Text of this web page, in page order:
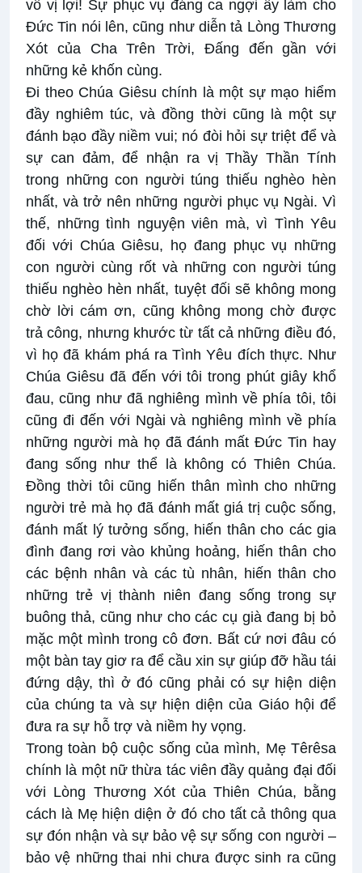
vô vị lợi! Sự phục vụ đáng ca ngợi ấy làm cho
Đức Tin nói lên, cũng như diễn tả Lòng Thương
Xót của Cha Trên Trời, Đấng đến gần với
những kẻ khốn cùng.
Đi theo Chúa Giêsu chính là một sự mạo hiểm
đầy nghiêm túc, và đồng thời cũng là một sự
đánh bạo đầy niềm vui; nó đòi hỏi sự triệt để và
sự can đảm, để nhận ra vị Thầy Thần Tính
trong những con người túng thiếu nghèo hèn
nhất, và trở nên những người phục vụ Ngài. Vì
thế, những tình nguyện viên mà, vì Tình Yêu
đối với Chúa Giêsu, họ đang phục vụ những
con người cùng rốt và những con người túng
thiếu nghèo hèn nhất, tuyệt đối sẽ không mong
chờ lời cám ơn, cũng không mong chờ được
trả công, nhưng khước từ tất cả những điều đó,
vì họ đã khám phá ra Tình Yêu đích thực. Như
Chúa Giêsu đã đến với tôi trong phút giây khổ
đau, cũng như đã nghiêng mình về phía tôi, tôi
cũng đi đến với Ngài và nghiêng mình về phía
những người mà họ đã đánh mất Đức Tin hay
đang sống như thể là không có Thiên Chúa.
Đồng thời tôi cũng hiến thân mình cho những
người trẻ mà họ đã đánh mất giá trị cuộc sống,
đánh mất lý tưởng sống, hiến thân cho các gia
đình đang rơi vào khủng hoảng, hiến thân cho
các bệnh nhân và các tù nhân, hiến thân cho
những trẻ vị thành niên đang sống trong sự
buông thả, cũng như cho các cụ già đang bị bỏ
mặc một mình trong cô đơn. Bất cứ nơi đâu có
một bàn tay giơ ra để cầu xin sự giúp đỡ hầu tái
đứng dậy, thì ở đó cũng phải có sự hiện diện
của chúng ta và sự hiện diện của Giáo hội để
đưa ra sự hỗ trợ và niềm hy vọng.
Trong toàn bộ cuộc sống của mình, Mẹ Têrêsa
chính là một nữ thừa tác viên đầy quảng đại đối
với Lòng Thương Xót của Thiên Chúa, bằng
cách là Mẹ hiện diện ở đó cho tất cả thông qua
sự đón nhận và sự bảo vệ sự sống con người –
bảo vệ những thai nhi chưa được sinh ra cũng